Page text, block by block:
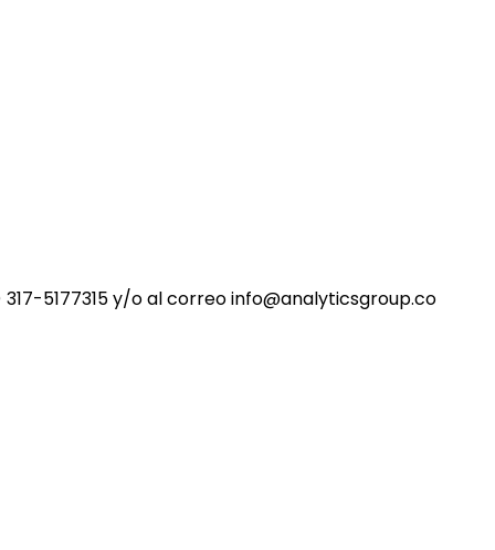
5177315 y/o al correo info@analyticsgroup.co